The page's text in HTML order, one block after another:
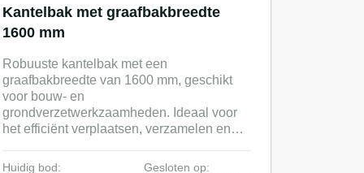
Kantelbak met graafbakbreedte
1600 mm
Robuuste kantelbak met een
graafbakbreedte van 1600 mm, geschikt
voor bouw- en
grondverzetwerkzaamheden. Ideaal voor
het efficiënt verplaatsen, verzamelen en
in de werkplaats. Met een praktische
Huidig bod: Gesloten op: